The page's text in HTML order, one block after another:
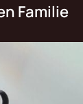
Familie